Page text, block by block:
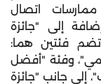
اتصال
إلى "جائزة
تضم فئتين هما:
وفئة "أفضل
إلى جانب "جائزة